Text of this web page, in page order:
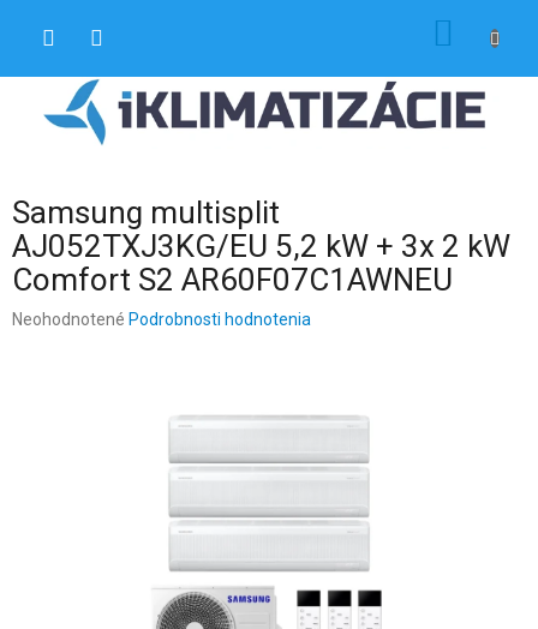
Samsung multisplit
AJ052TXJ3KG/EU 5,2 kW + 3x 2 kW
Comfort S2 AR60F07C1AWNEU
Priemerné
Neohodnotené Podrobnosti hodnotenia